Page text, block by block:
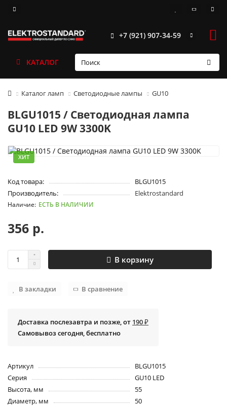
+7 (921) 907-34-59
КАТАЛОГ
Каталог ламп Светодиодные лампы GU10
BLGU1015 / Светодиодная лампа
GU10 LED 9W 3300K
ХИТ
Код товара:
BLGU1015
Производитель:
Elektrostandard
ЕСТЬ В НАЛИЧИИ
356 р.
В корзину
В закладки В сравнение
Доставка послезавтра и позже, от 190 ₽
Самовывоз сегодня, бесплатно
Артикул
BLGU1015
Серия
GU10 LED
Высота, мм
55
Диаметр, мм
50